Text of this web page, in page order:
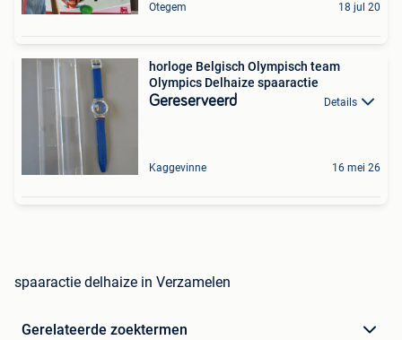
Otegem 18 jul 20
horloge Belgisch Olympisch team
Olympics Delhaize spaaractie
Gereserveerd Details
Kaggevinne 16 mei 26
spaaractie delhaize in Verzamelen
Gerelateerde zoektermen